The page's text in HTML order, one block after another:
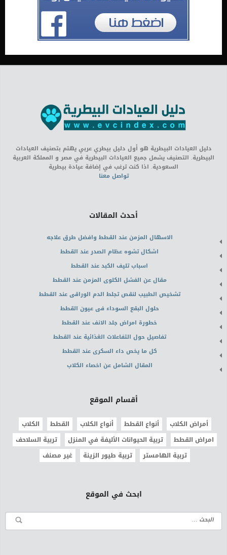
دليل العيادات البيطرية هو أول دليل بيطري عربي يهتم بتصنيف العيادات
البيطرية. التصنيف يشمل جميع العيادات البيطرية في مصر و المملكة العربية
السعودية. اذا كنت ترغب في إضافة عيادة بيطرية
تواصل معنا
أحدث المقالات
الاسهال المزمن عند القطط وافضل طرق علاجه
اشكال تشوه عظام الصدر عند القطط
اسباب تليف الكبد عند القطط
مقال عن الفشل الكلوى المزمن عند القطط
تشخيص الطبيب لنقص تجلط الدم الوراقى عند القطط
حلول البقع السوداء فى عيون القطط
خطورة امراض جلد الانف عند القطط
تفاصيل حول التفاعلات الغذائية عند القطط
كل ما يخص داء السكرى عند القطط
المقال الشامل عن اخصاء الكلاب
أقسام الموقع
أمراض الكلاب أنواع القطط أنواع الكلاب القطط
الكلاب
امراض القطط
تربية الحيوانات الأليفة في المنزل
تربية السلاحف
تربية الهامستر
تربية طيور الزينة غير مصنف
ابحث في الموقع